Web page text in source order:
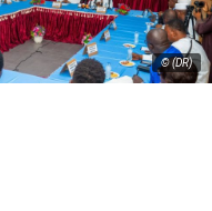
© (DR)